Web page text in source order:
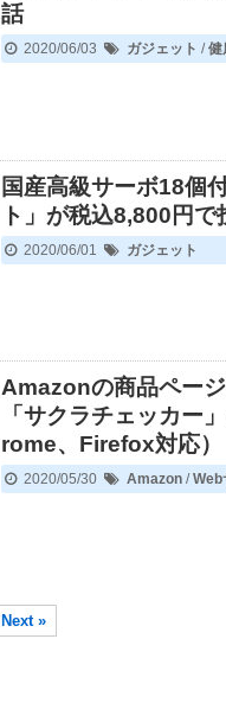
話
2020/06/03 ガジェット /健
国産高級サーボ18個
ト」が税込8,800円
2020/06/01 ガジェット
Amazonの商品ペー
「サクラチェッカー
rome、Firefox対応）
2020/05/30 Amazon /Web
Next »